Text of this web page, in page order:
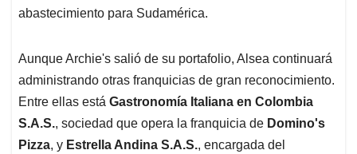
abastecimiento para Sudamérica.
Aunque Archie's salió de su portafolio, Alsea continuará
administrando otras franquicias de gran reconocimiento.
Entre ellas está Gastronomía Italiana en Colombia
S.A.S., sociedad que opera la franquicia de Domino's
Pizza, y Estrella Andina S.A.S., encargada del